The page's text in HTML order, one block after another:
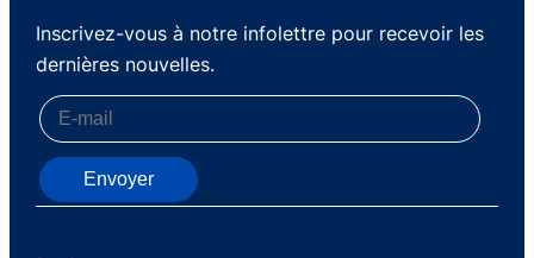
Inscrivez-vous à notre infolettre pour recevoir les
dernières nouvelles.
Envoyer